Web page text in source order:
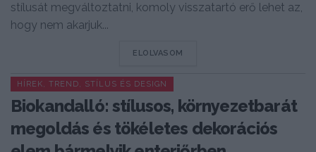
stílusát megváltoztatni, komoly visszatartó erő lehet az,
hogy nem akarjuk...
ELOLVASOM
HÍREK, TREND, STÍLUS ÉS DESIGN
Biokandalló: stílusos, környezetbarát
megoldás és tökéletes dekorációs